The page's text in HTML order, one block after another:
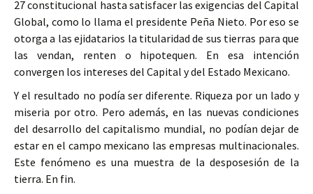
27 constitucional hasta satisfacer las exigencias del Capital
Global, como lo llama el presidente Peña Nieto. Por eso se
otorga a las ejidatarios la titularidad de sus tierras para que
las vendan, renten o hipotequen. En esa intención
convergen los intereses del Capital y del Estado Mexicano.
Y el resultado no podía ser diferente. Riqueza por un lado y
miseria por otro. Pero además, en las nuevas condiciones
del desarrollo del capitalismo mundial, no podían dejar de
estar en el campo mexicano las empresas multinacionales.
Este fenómeno es una muestra de la desposesión de la
tierra. En fin.